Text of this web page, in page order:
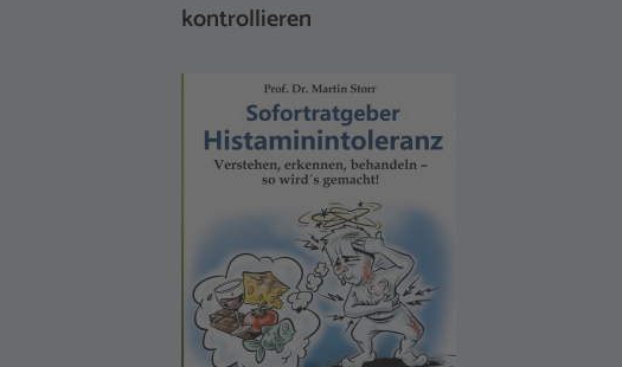
kontrollieren